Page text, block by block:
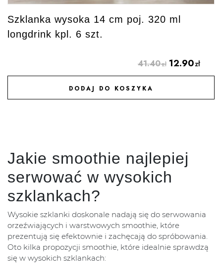
Szklanka wysoka 14 cm poj. 320 ml
longdrink kpl. 6 szt.
41.40zł 12.90zł
DODAJ DO KOSZYKA
DODAJ DO ULUBIONYCH
Jakie smoothie najlepiej
serwować w wysokich
szklankach?
Wysokie szklanki doskonale nadają się do serwowania
orzeźwiających i warstwowych smoothie, które
prezentują się efektownie i zachęcają do spróbowania.
Oto kilka propozycji smoothie, które idealnie sprawdzą
się w wysokich szklankach: